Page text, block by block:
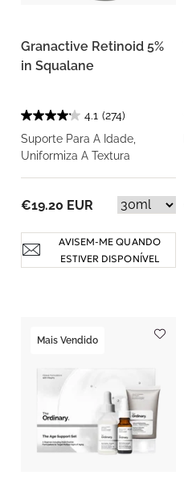
Granactive Retinoid 5%
in Squalane
4.1 (274)
Suporte Para A Idade,
Uniformiza A Textura
€19.20 EUR
AVISEM-ME QUANDO
ESTIVER DISPONÍVEL
Mais Vendido